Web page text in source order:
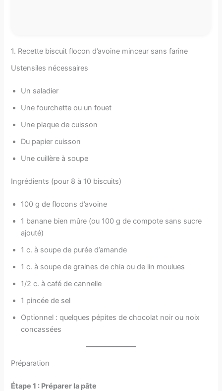
1. Recette biscuit flocon d’avoine minceur sans farine
Ustensiles nécessaires
Un saladier
Une fourchette ou un fouet
Une plaque de cuisson
Du papier cuisson
Une cuillère à soupe
Ingrédients (pour 8 à 10 biscuits)
100 g de flocons d’avoine
1 banane bien mûre (ou 100 g de compote sans sucre
ajouté)
1 c. à soupe de purée d’amande
1 c. à soupe de graines de chia ou de lin moulues
1/2 c. à café de cannelle
1 pincée de sel
Optionnel : quelques pépites de chocolat noir ou noix
concassées
Préparation
Étape 1 : Préparer la pâte